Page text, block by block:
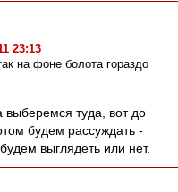
23:13
на фоне болота гораздо
туда, вот до
будем рассуждать -
выглядеть или нет.